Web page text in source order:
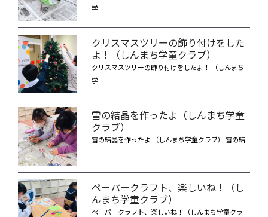
学.
クリスマスツリーの飾り付けをした
よ！（しんまち学童クラブ）
クリスマスツリーの飾り付けをしたよ！ （しんまち
学.
雪の結晶を作ったよ（しんまち学童
クラブ）
雪の結晶を作ったよ （しんまち学童クラブ） 雪の結.
ペーパークラフト、楽しいね！（し
んまち学童クラブ）
ペーパークラフト、楽しいね！（しんまち学童クラ